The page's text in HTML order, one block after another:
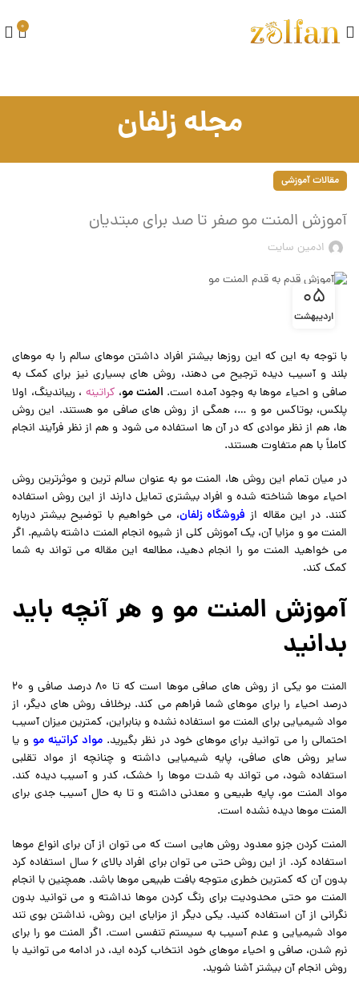
0
مجله زلفان
مقالات آموزشی
آموزش المنت مو صفر تا صد برای مبتدیان
ادمین سایت
05
اردیبهشت
آموزش المنت مو
با توجه به این که این روزها بیشتر افراد داشتن موهای سالم را به موهای
بلند و آسیب دیده ترجیح می دهند، روش های بسیاری نیز برای کمک به
صافی و احیاء موها به وجود آمده است. المنت مو، کراتینه ، ریباندینگ، اولا
پلکس، بوتاکس مو و …، همگی از روش های صافی مو هستند. این روش
ها، هم از نظر موادی که در آن ها استفاده می شود و هم از نظر فرآیند انجام
کاملاً با هم متفاوت هستند.
در میان تمام این روش ها، المنت مو به عنوان سالم ترین و موثرترین روش
احیاء موها شناخته شده و افراد بیشتری تمایل دارند از این روش استفاده
کنند. در این مقاله از فروشگاه زلفان، می خواهیم با توضیح بیشتر درباره
المنت مو و مزایا آن، یک آموزش کلی از شیوه انجام المنت داشته باشیم. اگر
می خواهید المنت مو را انجام دهید، مطالعه این مقاله می تواند به شما
کمک کند.
آموزش المنت مو و هر آنچه باید
بدانید
المنت مو یکی از روش های صافی موها است که تا 80 درصد صافی و 20
درصد احیاء را برای موهای شما فراهم می کند. برخلاف روش های دیگر، از
مواد شیمیایی برای المنت مو استفاده نشده و بنابراین، کمترین میزان آسیب
احتمالی را می توانید برای موهای خود در نظر بگیرید.مواد کراتینه موو یا
سایر روش های صافی، پایه شیمیایی داشته و چنانچه از مواد تقلبی
استفاده شود، می تواند به شدت موها را خشک، کدر و آسیب دیده کند.
مواد المنت مو، پایه طبیعی و معدنی داشته و تا به حال آسیب جدی برای
المنت موها دیده نشده است.
المنت کردن جزو معدود روش هایی است که می توان از آن برای انواع موها
استفاده کرد. از این روش حتی می توان برای افراد بالای 6 سال استفاده کرد
بدون آن که کمترین خطری متوجه بافت طبیعی موها باشد. همچنین با انجام
المنت مو حتی محدودیت برای رنگ کردن موها نداشته و می توانید بدون
نگرانی از آن استفاده کنید. یکی دیگر از مزایای این روش، نداشتن بوی تند
مواد شیمیایی و عدم آسیب به سیستم تنفسی است. اگر المنت مو را برای
نرم شدن، صافی و احیاء موهای خود انتخاب کرده اید، در ادامه می توانید با
روش انجام آن بیشتر آشنا شوید.